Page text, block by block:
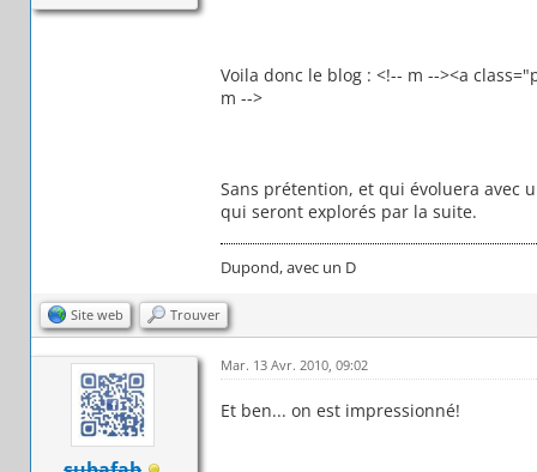
Voila donc le blog : <!-- m --><a
m -->
Sans prétention, et qui évoluera avec
qui seront explorés par la suite.
Dupond, avec un D
Site web Trouver
Mar. 13 Avr. 2010, 09:02
Et ben... on est impressionné!